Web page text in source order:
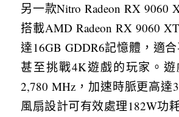
另一款Nitro Radeon RX 9060
搭載AMD Radeon RX 9060
達16GB GDDR6記憶體，適
甚至挑戰4K遊戲的玩家。
2,780 MHz，加速時脈更高達
風扇設計可有效處理182W功